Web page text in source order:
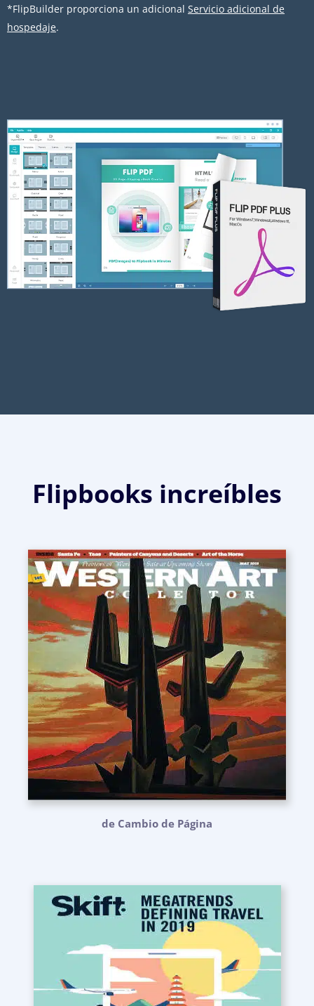
*FlipBuilder proporciona un adicional Servicio adicional de
hospedaje.
Flipbooks increíbles
de Cambio de Página